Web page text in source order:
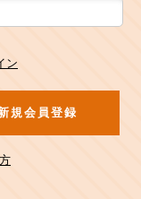
ン
規会員登録